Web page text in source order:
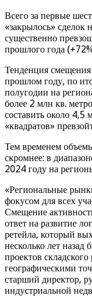
Всего за первые
«закрылось» сделок
существенно
прошлого года
Тенденция
прошлом году, по
полугодии на
более 2 млн кв.
составить около 4,5
«квадратов»
Тем временем
скромнее: в
2024 году на
«Региональные
фокусом для всех
Смещение
ответ на развитие
ретейла, который
несколько лет назад
проектов
географическими
старший директор,
индустриальной